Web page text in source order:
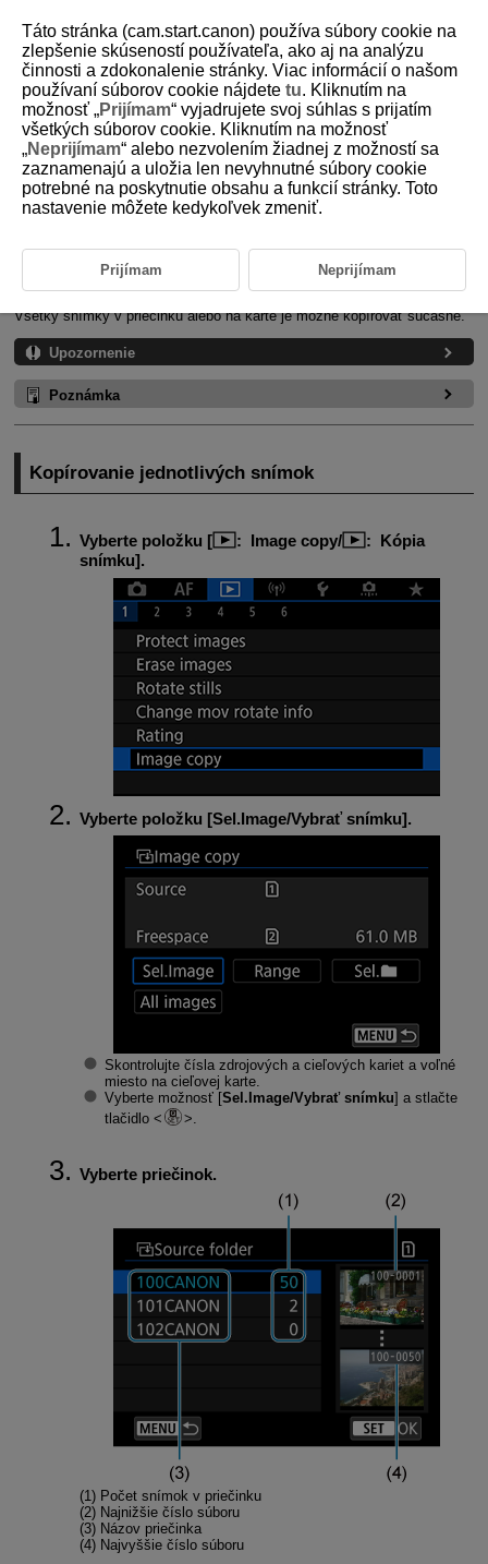
D180-149
Kopírovanie snímok
Kopírovanie jednotlivých snímok
Kopírovanie všetkých snímok v priečinku alebo na karte
Všetky snímky v priečinku alebo na karte je možné kopírovať súčasne.
Upozornenie
Poznámka
Kopírovanie jednotlivých snímok
Vyberte položku [ : Image copy/
: Kópia
snímku].
Vyberte položku [Sel.Image/Vybrať snímku].
Skontrolujte čísla zdrojových a cieľových kariet a voľné
miesto na cieľovej karte.
Vyberte možnosť [Sel.Image/Vybrať snímku] a stlačte
tlačidlo
.
Vyberte priečinok.
(1) Počet snímok v priečinku
(2) Najnižšie číslo súboru
(3) Názov priečinka
(4) Najvyššie číslo súboru
Táto stránka (cam.start.canon) používa súbory cookie na
zlepšenie skúseností používateľa, ako aj na analýzu
činnosti a zdokonalenie stránky. Viac informácií o našom
používaní súborov cookie nájdete tu. Kliknutím na
možnosť „Prijímam“ vyjadrujete svoj súhlas s prijatím
všetkých súborov cookie. Kliknutím na možnosť
„Neprijímam“ alebo nezvolením žiadnej z možností sa
zaznamenajú a uložia len nevyhnutné súbory cookie
potrebné na poskytnutie obsahu a funkcií stránky. Toto
nastavenie môžete kedykoľvek zmeniť.
Prijímam Neprijímam